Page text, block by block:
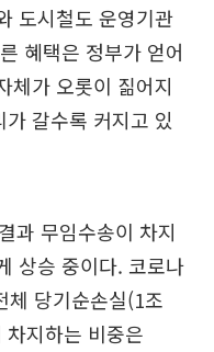
도시철도 운영기관
혜택은 정부가 얻어
체가 오롯이 짊어지
갈수록 커지고 있
과 무임수송이 차지
상승 중이다. 코로나
체 당기순손실(1조
지하는 비중은